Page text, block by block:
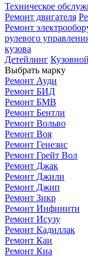
Техническое
Ремонт двигателя
Ремонт
рулевого
кузова
Детейлинг
Выбрать марку
Ремонт Ауди
Ремонт БИД
Ремонт БМВ
Ремонт Бентли
Ремонт Вольво
Ремонт Воя
Ремонт Генезис
Ремонт Грейт Вол
Ремонт Джак
Ремонт Джили
Ремонт Джип
Ремонт Зикр
Ремонт Инфинити
Ремонт Исузу
Ремонт Кадиллак
Ремонт Каи
Ремонт Киа